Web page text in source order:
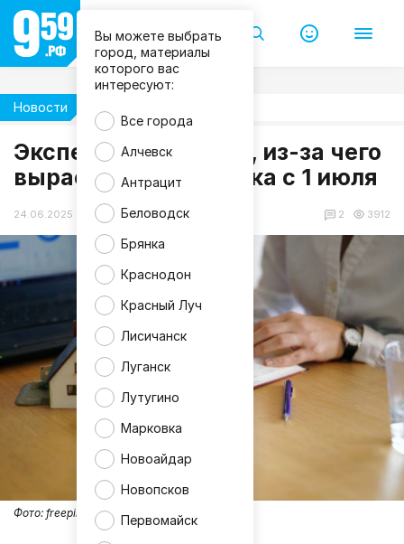
Вы можете выбрать
город, материалы
которого вас
интересуют:
Все города
Алчевск
Антрацит
Беловодск
Брянка
Краснодон
Красный Луч
Лисичанск
Луганск
Лутугино
Марковка
Новоайдар
Новопсков
Первомайск
Новости
Эксперт рассказала, из-за чего
вырастет коммуналка с 1 июля
24.06.2025 11:37 2 3912
Фото: freepik